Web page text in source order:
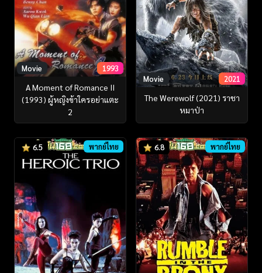
Movie 1993
A Moment of Romance II
(1993) ผู้หญิงข้าใครอย่าแตะ
2
Movie 2021
The Werewolf (2021) ราชา
หมาป่า
6.5 พากย์ไทย 6.8 พากย์ไทย